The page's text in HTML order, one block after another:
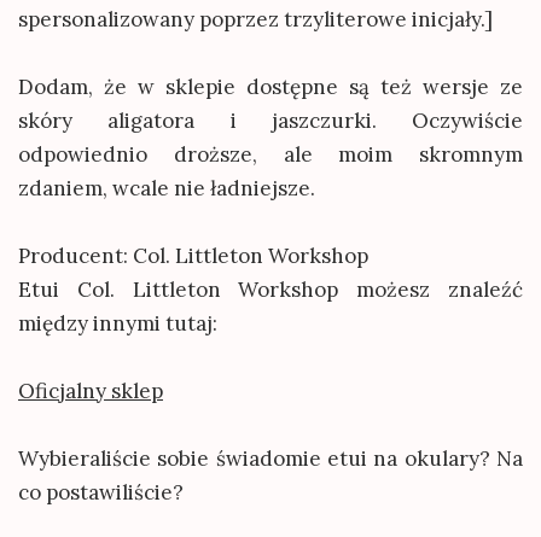
spersonalizowany poprzez trzyliterowe inicjały.]
Dodam, że w sklepie dostępne są też wersje ze
skóry aligatora i jaszczurki. Oczywiście
odpowiednio droższe, ale moim skromnym
zdaniem, wcale nie ładniejsze.
Producent: Col. Littleton Workshop
Etui Col. Littleton Workshop możesz znaleźć
między innymi tutaj:
Oficjalny sklep
Wybieraliście sobie świadomie etui na okulary? Na
co postawiliście?